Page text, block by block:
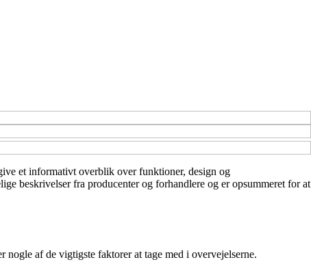
et informativt overblik over funktioner, design og
beskrivelser fra producenter og forhandlere og er opsummeret for at
af de vigtigste faktorer at tage med i overvejelserne.